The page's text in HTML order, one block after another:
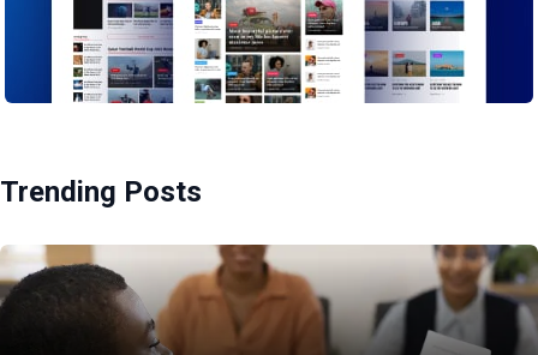
Trending Posts